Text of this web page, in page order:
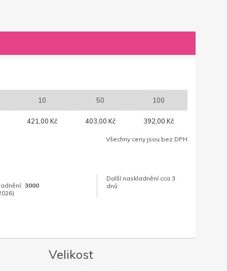
10 50 100
421,00 Kč 403,00 Kč 392,00 Kč
Všechny ceny jsou bez DPH
3000
Další naskladnění cca 3
dnů
Velikost